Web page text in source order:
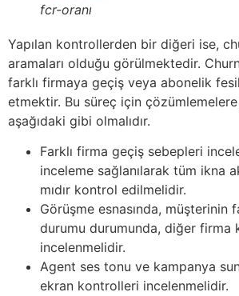
fcr-oranı
Yapılan kontrollerden bir diğeri ise,
aramaları olduğu görülmektedir.
farklı firmaya geçiş veya abonelik
etmektir. Bu süreç için
aşağıdaki gibi olmalıdır.
Farklı firma geçiş sebepleri
inceleme sağlanılarak tüm ikna
mıdır kontrol edilmelidir.
Görüşme esnasında, müşterinin
durumu durumunda, diğer firma
incelenmelidir.
Agent ses tonu ve kampanya
ekran kontrolleri incelenmelidir.